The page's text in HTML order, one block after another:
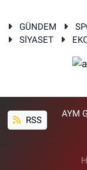
GÜNDEM
SİYASET
RSS
AYM